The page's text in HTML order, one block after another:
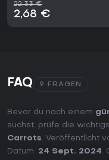
22,33 €
2,68 €
FAQ 9 FRAGEN
Bevor du nach einem
suchst, prüfe die
Carrots. Veröffentlicht
Datum: 24 Sept. 2024.